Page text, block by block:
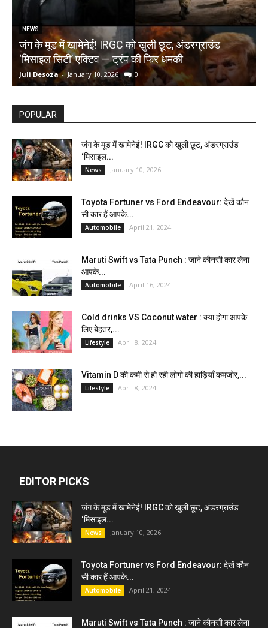
NEWS
जंग के मूड में खामेनेई! IRGC को खुली छूट, अंडरग्राउंड
‘मिसाइल सिटी’ एक्टिव — ट्रंप की फिर धमकी
Juli Desoza - January 10, 2026 0
POPULAR
जंग के मूड में खामेनेई! IRGC को खुली छूट, अंडरग्राउंड
‘मिसाइल...
News January 10, 2026
Toyota Fortuner vs Ford Endeavour: देखें कौन
सी कार हैं आपके...
Automobile April 21, 2024
Maruti Swift vs Tata Punch : जाने कौनसी कार लेना
आपके...
Automobile April 16, 2024
Cold drinks VS Coconut water : क्या होगा आपके
लिए बेहतर,...
Lifestyle April 8, 2024
Vitamin D की कमी से हो रही लोगो की हाड़ियाँ कमजोर,...
Lifestyle April 8, 2024
EDITOR PICKS
जंग के मूड में खामेनेई! IRGC को खुली छूट, अंडरग्राउंड
‘मिसाइल...
News January 10, 2026
Toyota Fortuner vs Ford Endeavour: देखें कौन
सी कार हैं आपके...
Automobile April 21, 2024
Maruti Swift vs Tata Punch : जाने कौनसी कार लेना